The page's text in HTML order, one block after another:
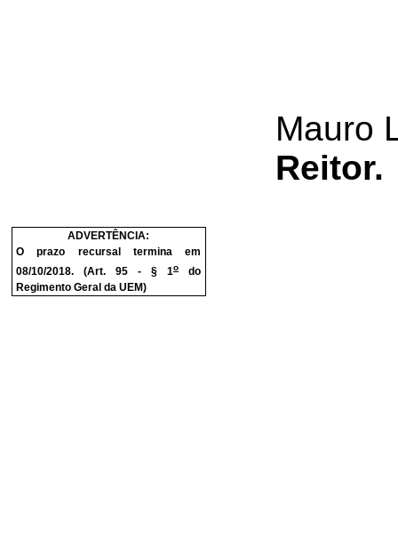
Mauro
Reitor.
ADVERTÊNCIA:
O prazo recursal termina em
08/10/2018. (Art. 95 - § 1o
do
Regimento Geral da UEM)